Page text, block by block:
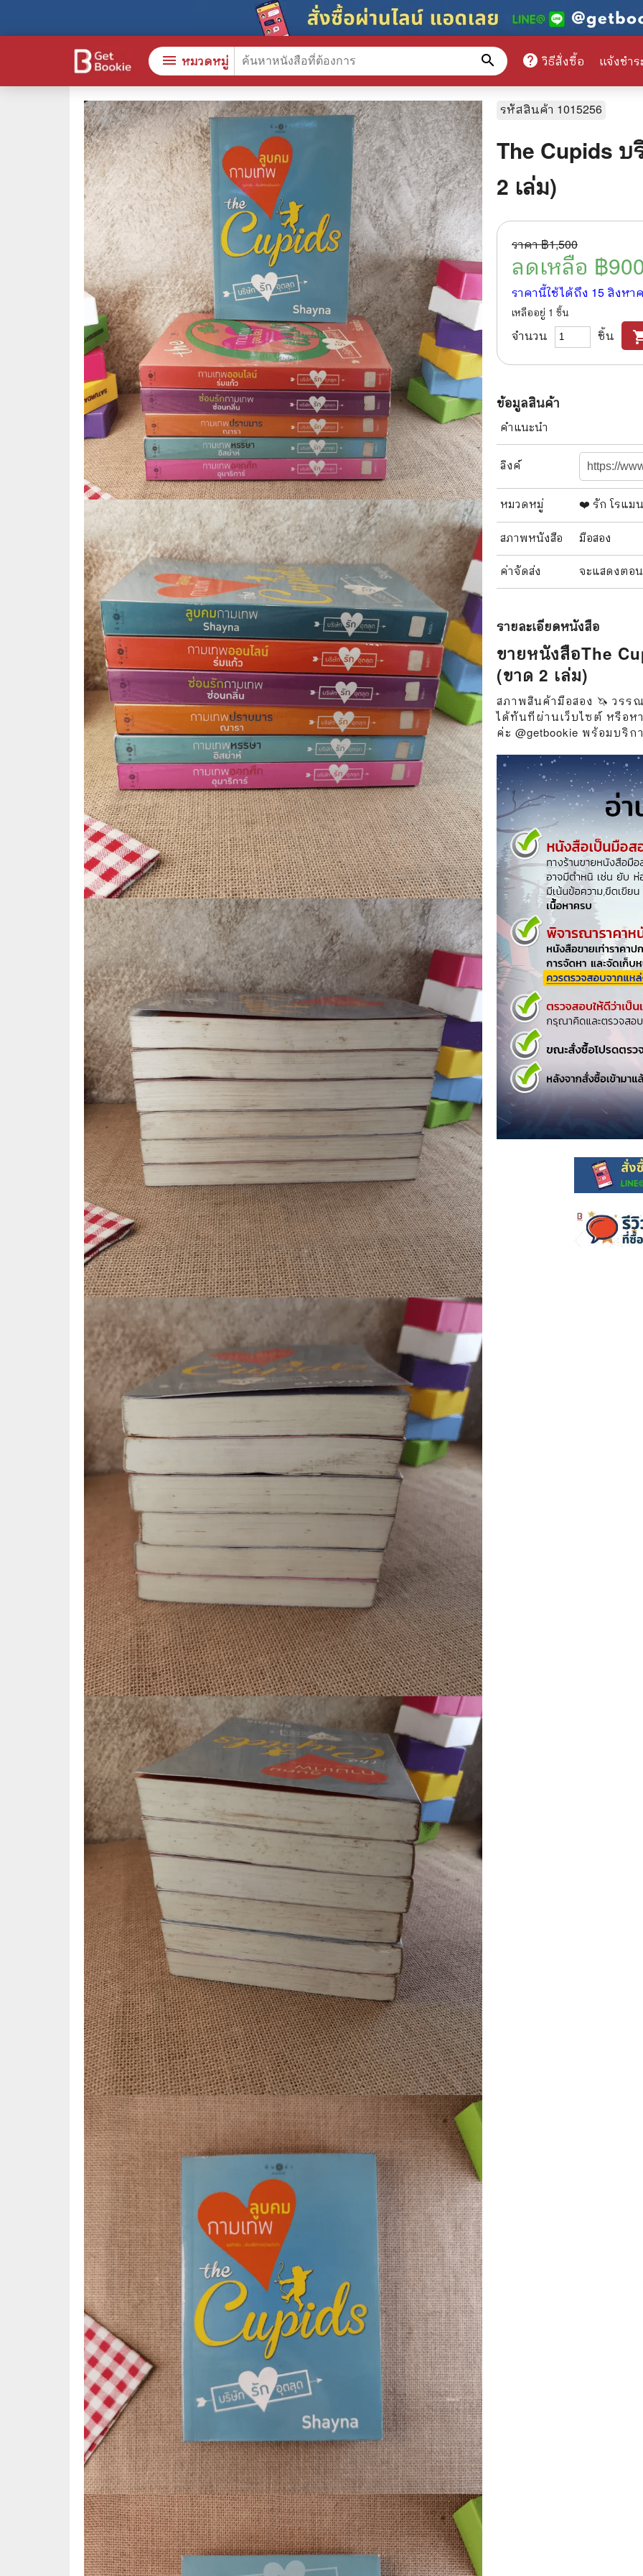
รหัสสินค้า 1015256
The Cupids
2 เล่ม)
ราคา ฿1,500
ลดเหลือ ฿
ราคานี้ใช้ได้ถึง 15 สิงหา
เหลืออยู่ 1 ชิ้น
จำนวน ชิ้น
ข้อมูลสินค้า
คำแนะนำ
ลิงค์
หมวดหมู่ ❤️ รัก โรแม
สภาพหนังสือ มือสอง
ค่าจัดส่ง จะแสดงตอ
รายละเอียดหนังสือ
ขายหนังสือThe
(ขาด 2 เล่ม)
สภาพสินค้ามือสอง 🦄 วร
ได้ทันทีผ่านเว็บไซต์ หรือห
ค่ะ @getbookie พร้อมบริก
menu หมวดหมู่ search help วิธีสั่งซื้อ แจ้งชำร
หมวดหมู่สินค้า
หนังสือทั้งหมด
stars สินค้าใช้เฉพาะแต้มเท่านั้น
📚 หนังสือทั่วไป
😁 จิตวิทยา พัฒนาตนเอง
👔 ธุรกิจ เศรษฐศาสตร์
📜 ประวัติศาสตร์
👤 ประวัติบุคคล ประสบการณ์ชีวิต
🌠 โหราศาสตร์ การทำนาย
☸️ ธรรมะ ศาสนา ปรัชญา
🏙️ การเมือง สังคมศาสตร์
🪦 งานศพ อนุสรณ์ต่างๆ
🧳 ท่องเที่ยว ประสบการณ์ท่องเที่ยว
💃 งานอดิเรก อาชีพ
สารคดี
🌎 สารคดี ความรู้รอบตัว
💎 เพชร พลอย อัญมณี
🛸 วิทยาศาสตร์ คณิตศาสตร์
🌾 พืช สัตว์
🥘 อาหาร สุขภาพ ความงาม
👪 ครอบครัว การเลี้ยงลูก
🏡 บ้านและสวน
🎸 ดนตรี ภาพยนตร์
⚽ กีฬา เกม
👸 นางงาม
🖥️ คอมพิวเตอร์ เทคโนโลยี
หนังสือทั่วไป พ็อกเก็ตบุ๊ค
🦄 วรรณกรรม นิยาย เรื่องสั้น
🐇 เรื่องสั้น
🛖 วรรณคดีไทย นิทานพื้นบ้าน
👩‍🦳 นิยายไทยรุ่นเก่า
🏵️ บทกวี บทกลอน
🏞️ นิยายภาพ
👨‍❤️‍👨 นิยายวาย นิยายยูริ
✍️ นิยายฟิคชั่น
🌏 นิยายแปล
🏰 วรรณกรรมเยาวชน
🦄 แฟนตาซี
🛸 ไซไฟ วิทยาศาสตร์
🌟 นิยายไลท์โนเวล
🏺 อิงประวัติศาสตร์
🏮 นิยายจีน
🌞 นิยายแจ่มใส
❤️ รัก โรแมนติก
❤️‍🔥❤️‍🔥 นิยายรัก ราคาถูกสุด
💀 ผี สยองขวัญ ระทึกขวัญ
🎭 ดราม่า ชีวิต
🔍 สืบสวน สอบสวน
⚔️ แอ็คชั่น ต่อสู้
⛺ ผจญภัย
😀 ตลก สนุกสนาน
นิยาย วรรณกรรม
🎓 การศึกษา
⚖️ กฎหมาย
💬 ภาษาศาสตร์
💉 การแพทย์
👮‍♀️ คู่มือเตรียมสอบราชการ
🏫 หนังสือเรียน
👩‍🏫 แนะแนวการศึกษา
การศึกษาและการสอน
😼 หนังสือการ์ตูน
📚 การ์ตูนชุด
📗 การ์ตูนเล่มเดียวจบ
👨‍❤️‍👨 การ์ตูนวาย การ์ตูนยูริ
🕰️ การ์ตูนยุคเก่า
❤️ รัก โรแมนติก
🎭 ดราม่า ชีวิต เรื่องจริง
💀 ผี สยองขวัญ ระทึกขวัญ
🐾 เกี่ยวกับสัตว์
🎻 การ์ตูนดนตรี
🍳 การ์ตูนทำอาหาร
🕵️‍♀️ สืบสวน สอบสวน
⚔️ ต่อสู้ แอ๊คชั่น
⚽ การ์ตูนกีฬา
😀 ตลก
🔮 แฟนตาซี
🧗‍♂️ ผจญภัย ท่องเที่ยว
👽 ไซไฟ
☠️ การ์ตูนผีไทย
👩 สนพ.ยอดธิดา
☘️ สนพ.รักพิมพ์ Luckpim
🔵 สนพ.Phoenix Next
🏳️‍🌈 สนพ.หมึกจีน
🟩 สนพ.บงกช
☀️ สนพ.วิบูลย์กิจ
🟦 สนพ.เนชั่น
⭕ สนพ.สยามอินเตอร์
🔴 สนพ.บูรพัฒน์
🔲 สนพ.Zenshu
💜 สนพ.Bly
การ์ตูนรายเดือน รายสัปดาห์
หนังสือการ์ตูนภาษาญี่ปุ่น
กล่อง BOXSET การ์ตูน
หนังสือการ์ตูน
🐲 หนังสือเด็ก
🐲 นิทาน
📺 เรื่องย่อละครโทรทัศน์
นิตยสารดารารุ่นเก่า
แฟนคลับดารา
เรื่องย่อซีรี่ย์ต่างประเทศ
🌍 ทั่วไปและวาไรตี้
🤡 เรื่องสั้น ขำขัน
🎨 ศิลปะและการออกแบบ
🎸 ดนตรี
🩱 แฟชั่น
⛪ ศาสนา
🏙️ การเมือง
⚽ กีฬา
โมเดล
Gossip ดารา
👙 เซ็กซี่
วัยรุ่น
🥘 อาหาร
💄 สุขภาพและความงาม
🏠 แต่งบ้าน
🧳 ท่องเที่ยว
คู่มือเฉลยเกม
เกษตรและธรรมชาติ
แม่และเด็ก
ภาษาศาสตร์
ไอทีและเทคโนโลยี
นิตยสารเก่าราคาถูก
นางงามและการประกวด